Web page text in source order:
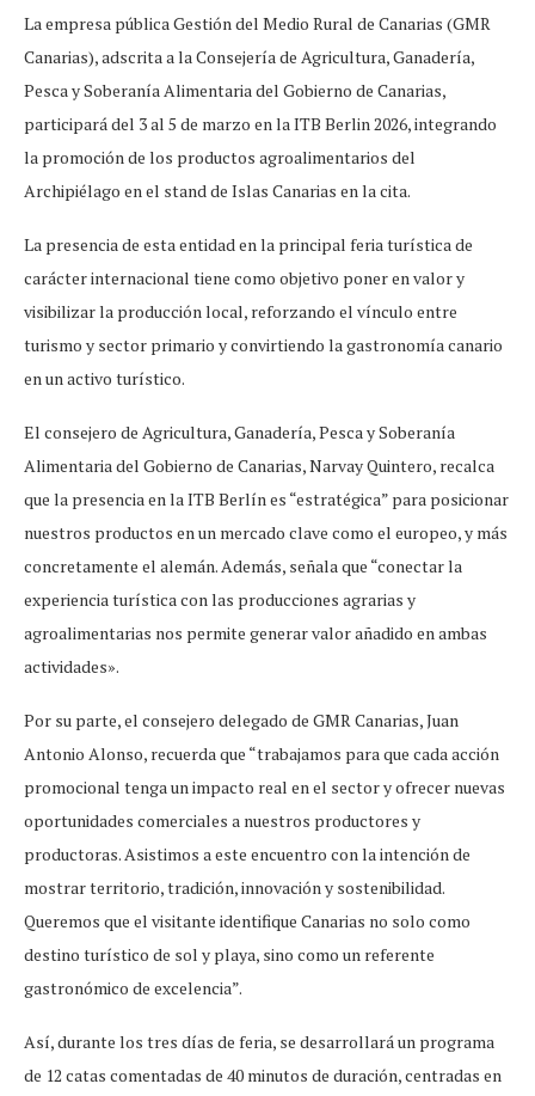
La empresa pública Gestión del Medio Rural de Canarias (GMR
Canarias), adscrita a la Consejería de Agricultura, Ganadería,
Pesca y Soberanía Alimentaria del Gobierno de Canarias,
participará del 3 al 5 de marzo en la ITB Berlin 2026, integrando
la promoción de los productos agroalimentarios del
Archipiélago en el stand de Islas Canarias en la cita.
La presencia de esta entidad en la principal feria turística de
carácter internacional tiene como objetivo poner en valor y
visibilizar la producción local, reforzando el vínculo entre
turismo y sector primario y convirtiendo la gastronomía canario
en un activo turístico.
El consejero de Agricultura, Ganadería, Pesca y Soberanía
Alimentaria del Gobierno de Canarias, Narvay Quintero, recalca
que la presencia en la ITB Berlín es “estratégica” para posicionar
nuestros productos en un mercado clave como el europeo, y más
concretamente el alemán. Además, señala que “conectar la
experiencia turística con las producciones agrarias y
agroalimentarias nos permite generar valor añadido en ambas
actividades».
Por su parte, el consejero delegado de GMR Canarias, Juan
Antonio Alonso, recuerda que “trabajamos para que cada acción
promocional tenga un impacto real en el sector y ofrecer nuevas
oportunidades comerciales a nuestros productores y
productoras. Asistimos a este encuentro con la intención de
mostrar territorio, tradición, innovación y sostenibilidad.
Queremos que el visitante identifique Canarias no solo como
destino turístico de sol y playa, sino como un referente
gastronómico de excelencia”.
Así, durante los tres días de feria, se desarrollará un programa
de 12 catas comentadas de 40 minutos de duración, centradas en